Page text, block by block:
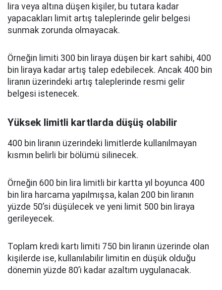
lira veya altına düşen kişiler, bu tutara kadar
yapacakları limit artış taleplerinde gelir belgesi
sunmak zorunda olmayacak.
Örneğin limiti 300 bin liraya düşen bir kart sahibi, 400
bin liraya kadar artış talep edebilecek. Ancak 400 bin
liranın üzerindeki artış taleplerinde resmi gelir
belgesi istenecek.
Yüksek limitli kartlarda düşüş olabilir
400 bin liranın üzerindeki limitlerde kullanılmayan
kısmın belirli bir bölümü silinecek.
Örneğin 600 bin lira limitli bir kartta yıl boyunca 400
bin lira harcama yapılmışsa, kalan 200 bin liranın
yüzde 50’si düşülecek ve yeni limit 500 bin liraya
gerileyecek.
Toplam kredi kartı limiti 750 bin liranın üzerinde olan
kişilerde ise, kullanılabilir limitin en düşük olduğu
dönemin yüzde 80’i kadar azaltım uygulanacak.